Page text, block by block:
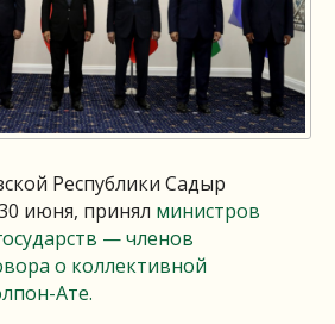
Республики Садыр
июня, принял министров
— членов
о коллективной
Ате.